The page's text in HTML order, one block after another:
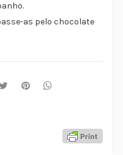
as pelo chocolate